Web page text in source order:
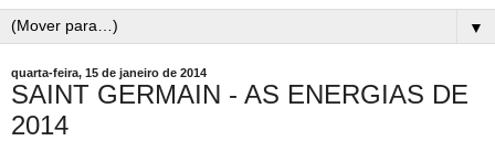
▼
quarta-feira, 15 de janeiro de 2014
SAINT GERMAIN - AS ENERGIAS DE
2014